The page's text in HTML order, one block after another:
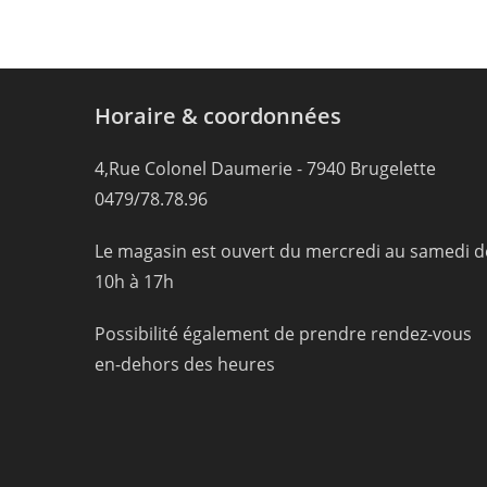
Horaire & coordonnées
4,Rue Colonel Daumerie - 7940 Brugelette
0479/78.78.96
Le magasin est ouvert du mercredi au samedi
10h à 17h
Possibilité également de prendre rendez-vous
en-dehors des heures